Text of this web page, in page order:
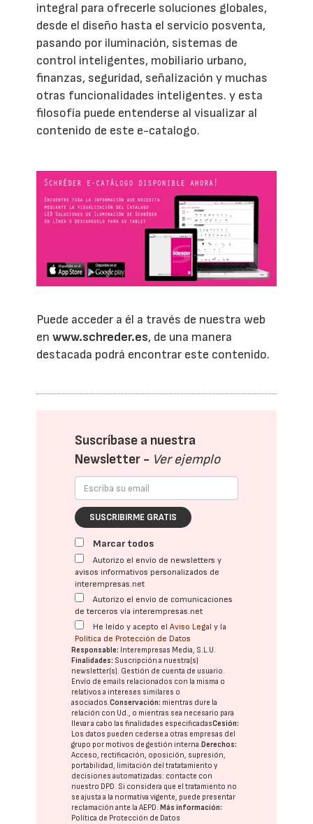
integral para ofrecerle soluciones globales,
desde el diseño hasta el servicio posventa,
pasando por iluminación, sistemas de
control inteligentes, mobiliario urbano,
finanzas, seguridad, señalización y muchas
otras funcionalidades inteligentes. y esta
filosofía puede entenderse al visualizar al
contenido de este e-catalogo.
Puede acceder a él a través de nuestra web
enwww.schreder.es, de una manera
destacada podrá encontrar este contenido.
Suscríbase a nuestra
Newsletter - Ver ejemplo
SUSCRIBIRME GRATIS
Marcar todos
Autorizo el envío de newsletters y
avisos informativos personalizados de
interempresas.net
Autorizo el envío de comunicaciones
de terceros vía interempresas.net
He leído y acepto elAviso Legal y la
Política de Protección de Datos
Responsable: Interempresas Media, S.L.U.
Finalidades: Suscripción a nuestra(s)
newsletter(s). Gestión de cuenta de usuario.
Envío de emails relacionados con la misma o
relativos a intereses similares o
asociados.Conservación: mientras dure la
relación con Ud., o mientras sea necesario para
llevar a cabo las finalidades especificadasCesión:
Los datos pueden cederse a otras empresas del
grupo por motivos de gestión interna. Derechos:
Acceso, rectificación, oposición, supresión,
portabilidad, limitación del tratatamiento y
decisiones automatizadas: contacte con
nuestro DPD. Si considera que el tratamiento no
se ajusta a la normativa vigente, puede presentar
reclamación ante laAEPD. Más información:
Política de Protección de Datos